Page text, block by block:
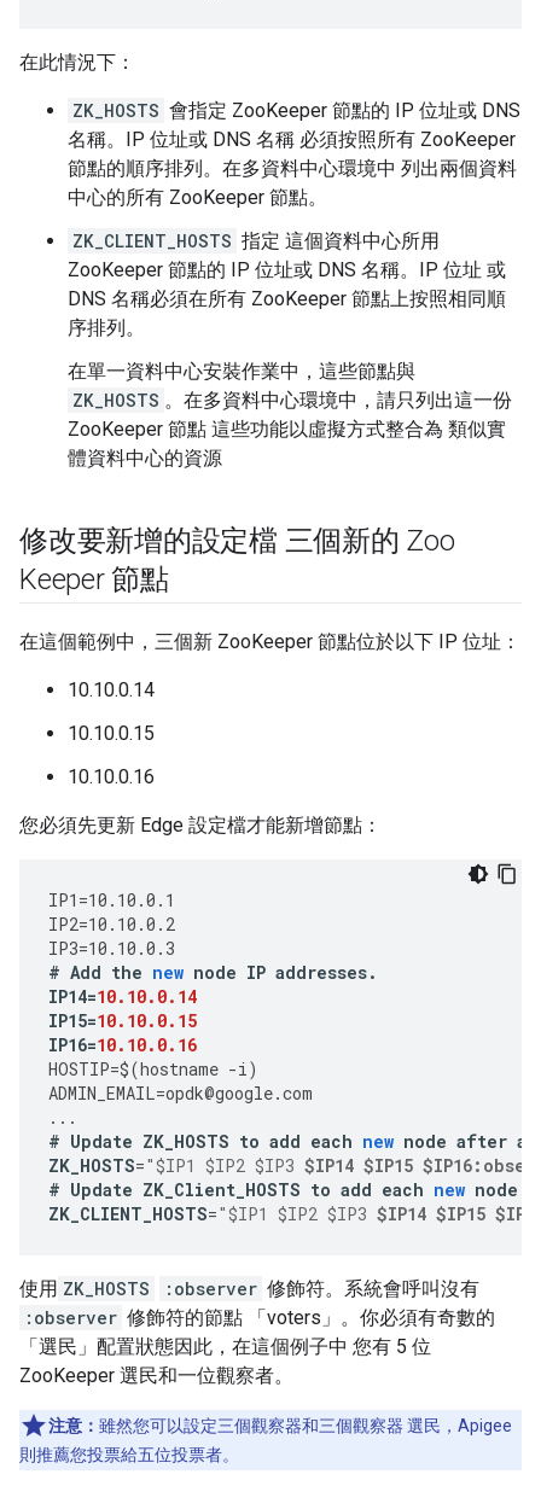
在此情況下：
ZK_HOSTS 會指定 ZooKeeper 節點的 IP 位址或 DNS
名稱。IP 位址或 DNS 名稱 必須按照所有 ZooKeeper
節點的順序排列。在多資料中心環境中 列出兩個資料
中心的所有 ZooKeeper 節點。
ZK_CLIENT_HOSTS 指定 這個資料中心所用
ZooKeeper 節點的 IP 位址或 DNS 名稱。IP 位址 或
DNS 名稱必須在所有 ZooKeeper 節點上按照相同順
序排列。
在單一資料中心安裝作業中，這些節點與
ZK_HOSTS 。在多資料中心環境中，請只列出這一份
ZooKeeper 節點 這些功能以虛擬方式整合為 類似實
體資料中心的資源
修改要新增的設定檔 三個新的 Zoo
Keeper 節點
在這個範例中，三個新 ZooKeeper 節點位於以下 IP 位址：
10.10.0.14
10.10.0.15
10.10.0.16
您必須先更新 Edge 設定檔才能新增節點：
IP1 =10.10.0.1
IP2=10.10.0.2
IP3=10.10.0.3
# Add the new node IP addresses.
IP14=10.10.0.14
IP15=10.10.0.15
IP16=10.10.0.16
HOSTIP=$(hostname -i)
ADMIN_EMAIL=opdk@google.com
...
# Update ZK_HOSTS to add each new node after an
ZK_HOSTS="$IP1 $IP2 $IP3 $IP14 $IP15
# Update ZK_Client_HOSTS to add each new node
ZK_CLIENT_HOSTS="$IP1 $IP2 $IP3 $IP14 $IP15
使用 ZK_HOSTS :observer 修飾符。系統會呼叫沒有
:observer 修飾符的節點 「voters」。你必須有奇數的
「選民」配置狀態因此，在這個例子中 您有 5 位
ZooKeeper 選民和一位觀察者。
注意： 雖然您可以設定三個觀察器和三個觀察器 選民，Apigee
則推薦您投票給五位投票者。